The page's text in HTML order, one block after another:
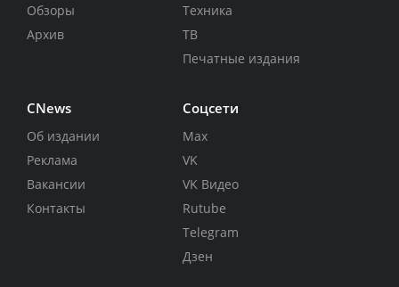
Обзоры
Архив
Техника
ТВ
Печатные издания
CNews
Об издании
Реклама
Вакансии
Контакты
Соцсети
Max
VK
VK Видео
Rutube
Telegram
Дзен